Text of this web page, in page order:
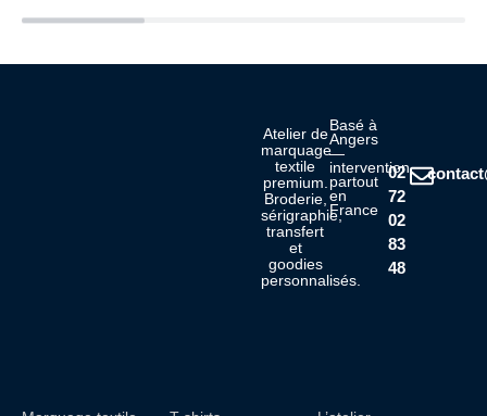
Atelier de
marquage
textile
premium.
Broderie,
sérigraphie,
transfert
et
goodies
personnalisés.
Basé à
Angers
—
intervention
partout
en
France
02
72
02
83
48